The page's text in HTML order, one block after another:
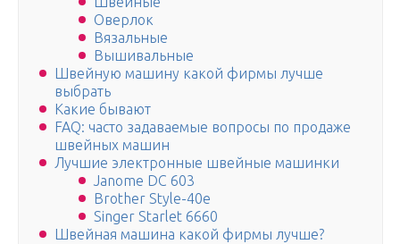
Оверлок
Вязальные
Вышивальные
Швейную машину какой фирмы лучше
выбрать
Какие бывают
FAQ: часто задаваемые вопросы по продаже
швейных машин
Лучшие электронные швейные машинки
Janome DC 603
Brother Style-40e
Singer Starlet 6660
Швейная машина какой фирмы лучше?